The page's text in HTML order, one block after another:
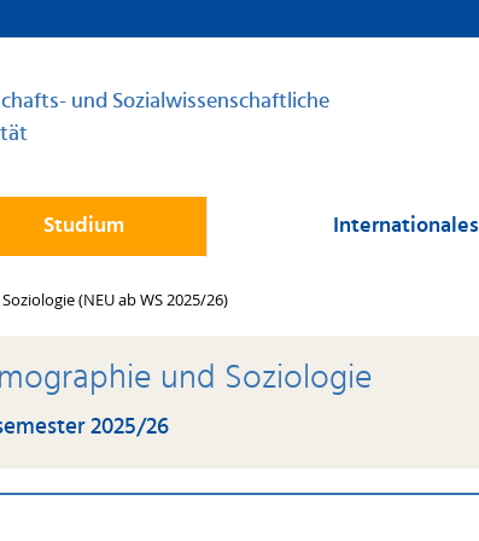
und Sozialwissenschaftliche
Studium Internationales
(NEU ab WS 2025/26)
und Soziologie
2025/26